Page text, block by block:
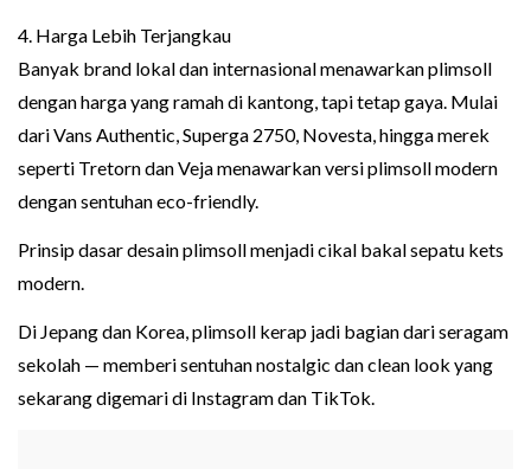
4. Harga Lebih Terjangkau
Banyak brand lokal dan internasional menawarkan plimsoll
dengan harga yang ramah di kantong, tapi tetap gaya. Mulai
dari Vans Authentic, Superga 2750, Novesta, hingga merek
seperti Tretorn dan Veja menawarkan versi plimsoll modern
dengan sentuhan eco-friendly.
Prinsip dasar desain plimsoll menjadi cikal bakal sepatu kets
modern.
Di Jepang dan Korea, plimsoll kerap jadi bagian dari seragam
sekolah — memberi sentuhan nostalgic dan clean look yang
sekarang digemari di Instagram dan TikTok.